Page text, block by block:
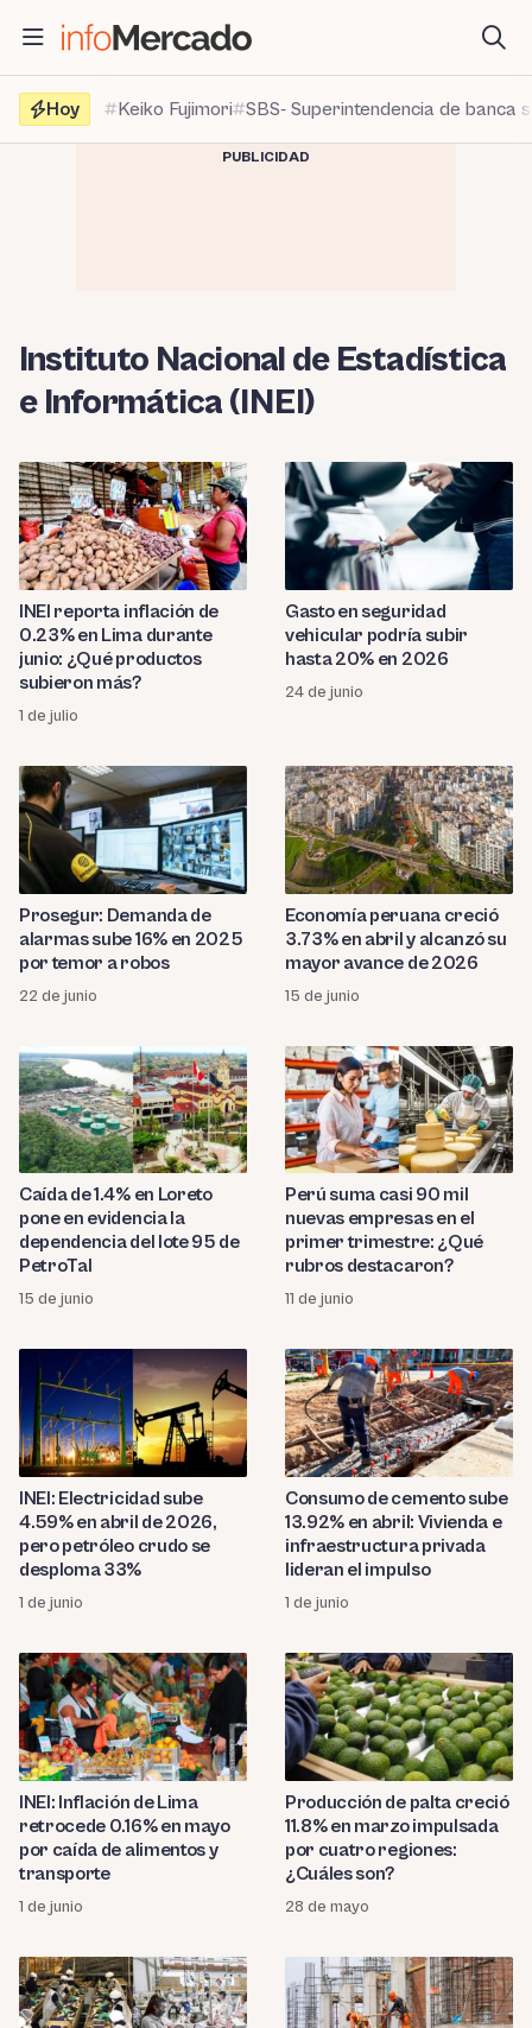
contenido
Hoy
Keiko Fujimori SBS- Superintendencia de banca
PUBLICIDAD
Instituto Nacional de Estadística
e Informática (INEI)
INEI reporta inflación de
0.23% en Lima durante
junio: ¿Qué productos
subieron más?
1 de julio
Gasto en seguridad
vehicular podría subir
hasta 20% en 2026
24 de junio
Prosegur: Demanda de
alarmas sube 16% en 2025
por temor a robos
22 de junio
Economía peruana creció
3.73% en abril y alcanzó su
mayor avance de 2026
15 de junio
Caída de 1.4% en Loreto
pone en evidencia la
dependencia del lote 95 de
PetroTal
15 de junio
Perú suma casi 90 mil
nuevas empresas en el
primer trimestre: ¿Qué
rubros destacaron?
11 de junio
INEI: Electricidad sube
4.59% en abril de 2026,
pero petróleo crudo se
desploma 33%
1 de junio
Consumo de cemento sube
13.92% en abril: Vivienda e
infraestructura privada
lideran el impulso
1 de junio
INEI: Inflación de Lima
retrocede 0.16% en mayo
por caída de alimentos y
transporte
1 de junio
Producción de palta creció
11.8% en marzo impulsada
por cuatro regiones:
¿Cuáles son?
28 de mayo